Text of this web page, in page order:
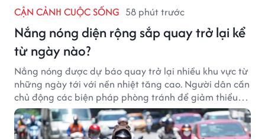
CẬN CẢNH CUỘC SỐNG 58 phút trước
Nắng nóng diện rộng sắp quay trở lại kể
từ ngày nào?
Nắng nóng được dự báo quay trở lại nhiều khu vực từ
những ngày tới với nền nhiệt tăng cao. Người dân cần
chủ động các biện pháp phòng tránh để giảm thiểu
tác động của thời tiết cực đoan.